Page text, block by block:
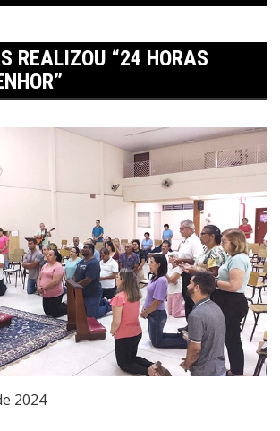
REALIZOU “24 HORAS
2024